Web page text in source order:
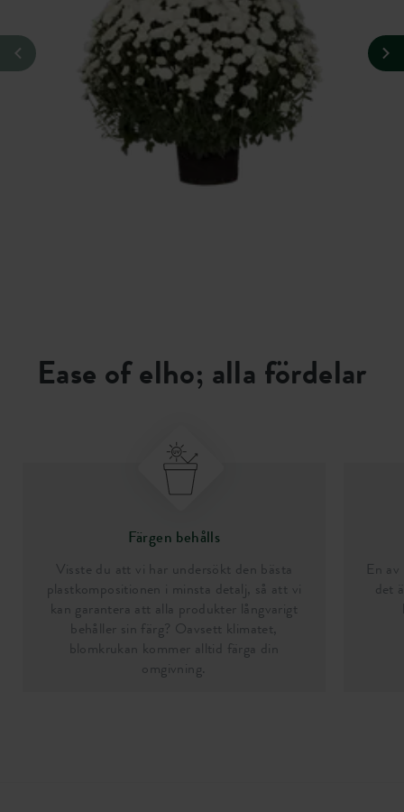
Ease of elho; alla fördelar
Färgen behålls
Visste du att vi har undersökt den bästa
plastkompositionen i minsta detalj, så att vi
kan garantera att alla produkter långvarigt
behåller sin färg? Oavsett klimatet,
blomkrukan kommer alltid färga din
omgivning.
En
det